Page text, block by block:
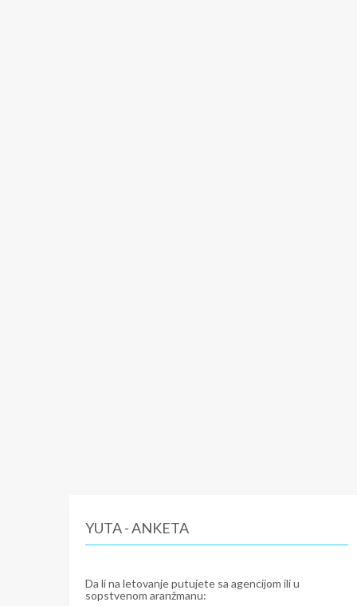
YUTA - ANKETA
Da li na letovanje putujete sa agencijom ili u
sopstvenom aranžmanu: